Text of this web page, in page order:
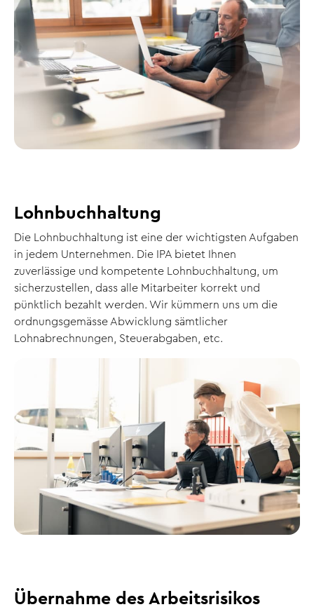
Lohnbuchhaltung
Die Lohnbuchhaltung ist eine der wichtigsten Aufgaben
in jedem Unternehmen. Die IPA bietet Ihnen
zuverlässige und kompetente Lohnbuchhaltung, um
sicherzustellen, dass alle Mitarbeiter korrekt und
pünktlich bezahlt werden. Wir kümmern uns um die
ordnungsgemässe Abwicklung sämtlicher
Lohnabrechnungen, Steuerabgaben, etc.
Übernahme des Arbeitsrisikos